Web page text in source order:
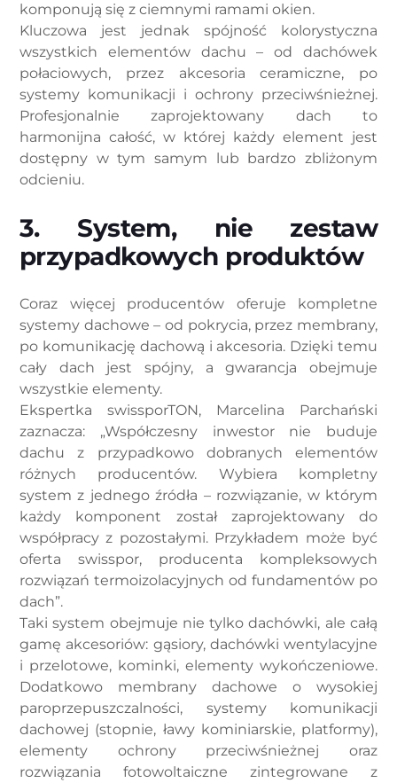
komponują się z ciemnymi ramami okien.
Kluczowa jest jednak spójność kolorystyczna
wszystkich elementów dachu – od dachówek
połaciowych, przez akcesoria ceramiczne, po
systemy komunikacji i ochrony przeciwśnieżnej.
Profesjonalnie zaprojektowany dach to
harmonijna całość, w której każdy element jest
dostępny w tym samym lub bardzo zbliżonym
odcieniu.
3. System, nie zestaw
przypadkowych produktów
Coraz więcej producentów oferuje kompletne
systemy dachowe – od pokrycia, przez membrany,
po komunikację dachową i akcesoria. Dzięki temu
cały dach jest spójny, a gwarancja obejmuje
wszystkie elementy.
Ekspertka swissporTON, Marcelina Parchański
zaznacza: „Współczesny inwestor nie buduje
dachu z przypadkowo dobranych elementów
różnych producentów. Wybiera kompletny
system z jednego źródła – rozwiązanie, w którym
każdy komponent został zaprojektowany do
współpracy z pozostałymi. Przykładem może być
oferta swisspor, producenta kompleksowych
rozwiązań termoizolacyjnych od fundamentów po
dach”.
Taki system obejmuje nie tylko dachówki, ale całą
gamę akcesoriów: gąsiory, dachówki wentylacyjne
i przelotowe, kominki, elementy wykończeniowe.
Dodatkowo membrany dachowe o wysokiej
paroprzepuszczalności, systemy komunikacji
dachowej (stopnie, ławy kominiarskie, platformy),
elementy ochrony przeciwśnieżnej oraz
rozwiązania fotowoltaiczne zintegrowane z